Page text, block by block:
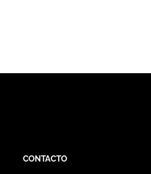
CONTACTO